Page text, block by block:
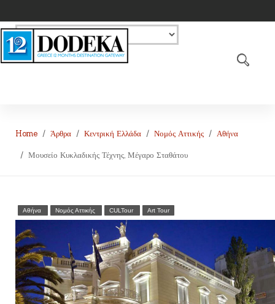
Home Άρθρα Κεντρική Ελλάδα Νομός Αττικής Αθήνα
Μουσείο Κυκλαδικής Τέχνης, Μέγαρο Σταθάτου
Αθήνα Νομός Αττικής CULTour Art Tour